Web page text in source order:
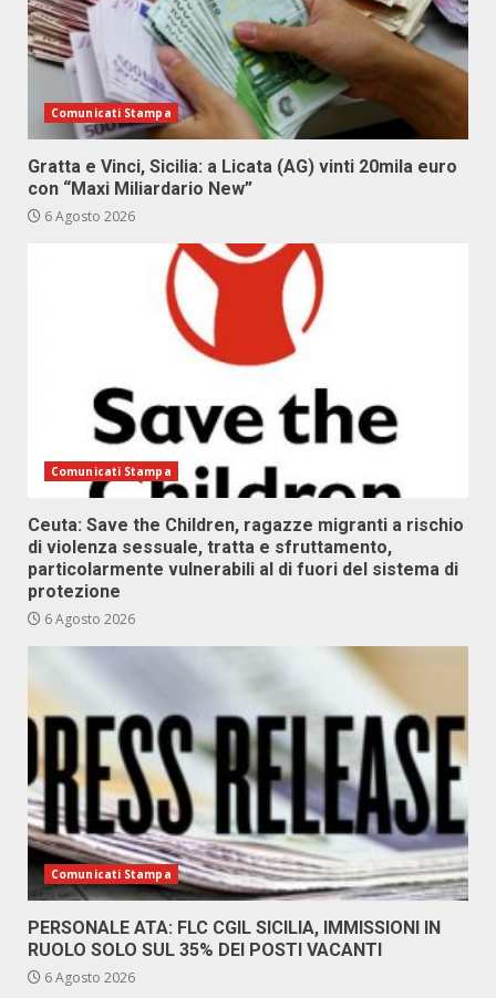
Comunicati Stampa
Gratta e Vinci, Sicilia: a Licata (AG) vinti 20mila euro
con “Maxi Miliardario New”
6 Agosto 2026
Comunicati Stampa
Ceuta: Save the Children, ragazze migranti a rischio
di violenza sessuale, tratta e sfruttamento,
particolarmente vulnerabili al di fuori del sistema di
protezione
6 Agosto 2026
Comunicati Stampa
PERSONALE ATA: FLC CGIL SICILIA, IMMISSIONI IN
RUOLO SOLO SUL 35% DEI POSTI VACANTI
6 Agosto 2026